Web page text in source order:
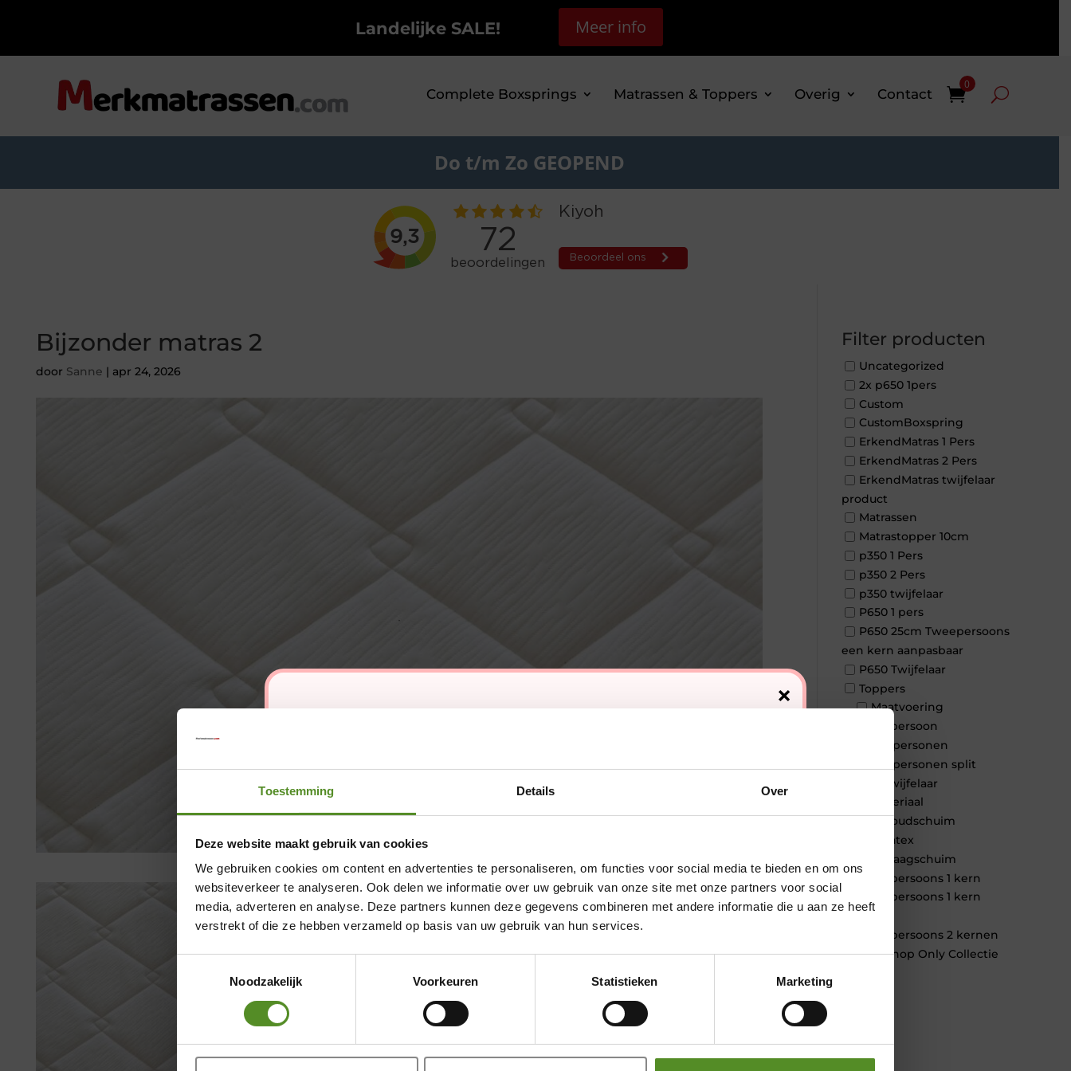
Toestemming Details Over
Deze website maakt gebruik van cookies
We gebruiken cookies om content en advertenties te personaliseren, om functies voor social media te bieden en om ons
websiteverkeer te analyseren. Ook delen we informatie over uw gebruik van onze site met onze partners voor social
media, adverteren en analyse. Deze partners kunnen deze gegevens combineren met andere informatie die u aan ze heeft
verstrekt of die ze hebben verzameld op basis van uw gebruik van hun services.
Noodzakelijk
Voorkeuren Statistieken Marketing
Landelijke SALE! Meer info
Complete Boxsprings Matrassen & Toppers Overig Contact
0
Do t/m Zo GEOPEND
Bijzonder matras 2
door Sanne | apr 24, 2026
Filter producten
Uncategorized
2x p650 1pers
Custom
CustomBoxspring
ErkendMatras 1 Pers
ErkendMatras 2 Pers
ErkendMatras twijfelaar
product
Matrassen
Matrastopper 10cm
p350 1 Pers
p350 2 Pers
p350 twijfelaar
P650 1 pers
P650 25cm Tweepersoons
een kern aanpasbaar
P650 Twijfelaar
Toppers
Maatvoering
1 persoon
2 personen
2 personen split
Twijfelaar
Materiaal
Koudschuim
Latex
Traagschuim
Tweepersoons 1 kern
Tweepersoons 1 kern
product
Tweepersoons 2 kernen
Webshop Only Collectie
Showroom Breda
Donderdag 12:00 – 17:00
Vrijdag 12:00 – 17:00
Zaterdag 12:00 – 17:00
×